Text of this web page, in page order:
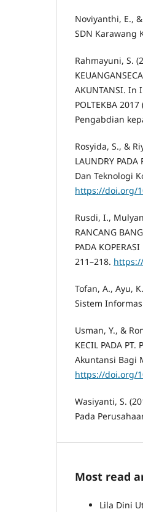
Noviyanthi, E.,
SDN Karawang
Rahmayuni, S.
AKUNTANSI. In
POLTEKBA
Pengabdian
Rosyida, S., &
LAUNDRY
Dan Teknologi
https://doi.org/
Rusdi, I.,
RANCANG
PADA
211–218.
Tofan, A., Ayu,
Sistem
Usman, Y., &
KECIL PADA PT.
Akuntansi Bagi
https://doi.org/
Wasiyanti, S.
Pada
Most read
Lila Dini